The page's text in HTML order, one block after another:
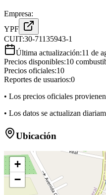
Empresa:
YPF
CUIT:30-71135943-1
Última actualización:11 de
Precios disponibles:10
Precios oficiales:10
Reportes de usuarios:0
• Los precios oficiales
• Los datos se actualizan
Ubicación
+
−